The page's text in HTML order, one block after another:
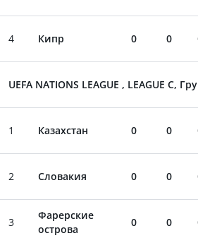
4 Кипр 0 0
UEFA NATIONS LEAGUE , LEAGUE C,
1 Казахстан 0 0
2 Словакия 0 0
3
Фарерские
острова
0 0